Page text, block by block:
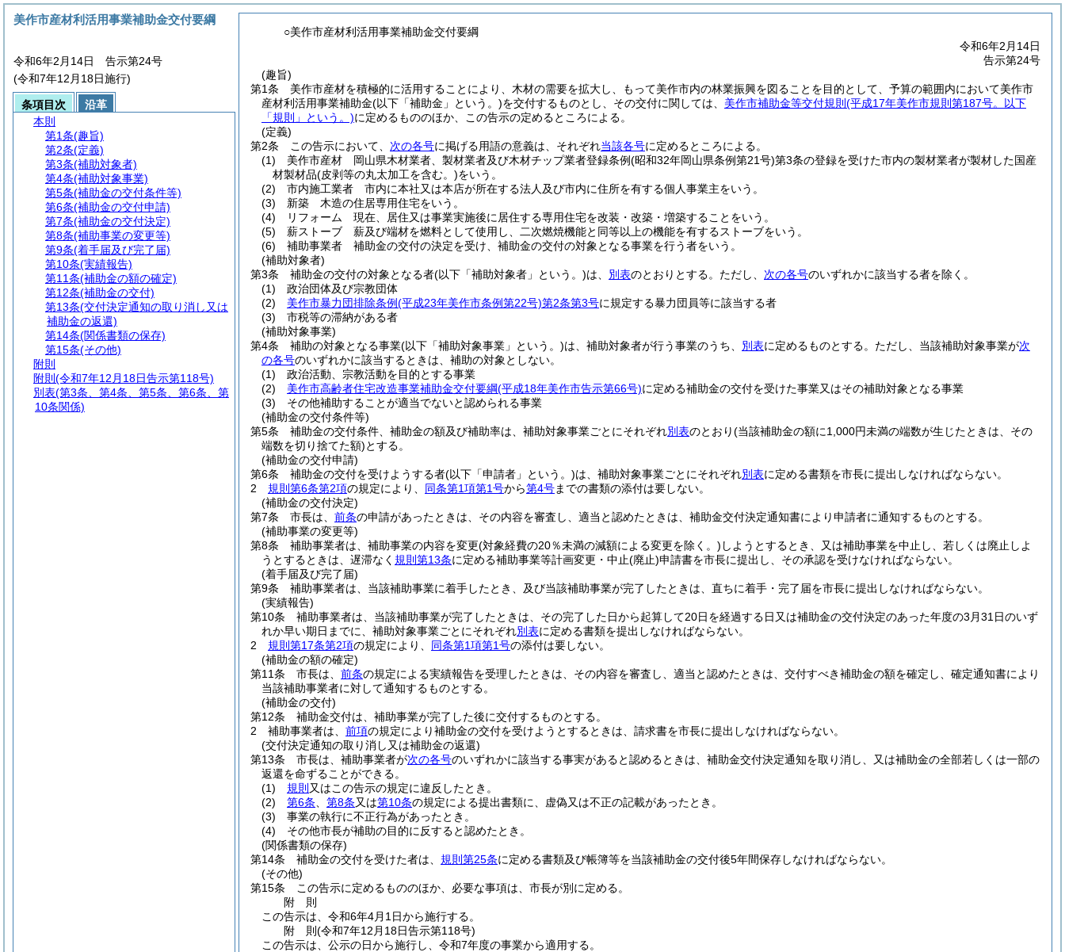
○美作市産材利活用事業補助金交付要綱
令和6年2月14日
告示第24号
(趣旨)
第1条
美作市産材を積極的に活用することにより、木材の需要を拡大し、もって美作市内の林業振興を図ることを目的として、予算の範囲内において美作市
産材利活用事業補助金(以下「補助金」という。)を交付するものとし、その交付に関しては、 美作市補助金等交付規則 (平成17年美作市規則第187号。以下
「規則」という。)に定めるもののほか、この告示の定めるところによる。
(定義)
第2条
この告示において、 次の各号に掲げる用語の意義は、それぞれ当該各号に定めるところによる。
(1)
美作市産材 岡山県木材業者、製材業者及び木材チップ業者登録条例(昭和32年岡山県条例第21号)第3条の登録を受けた市内の製材業者が製材した国産
材製材品(皮剥等の丸太加工を含む。)をいう。
(2)
市内施工業者 市内に本社又は本店が所在する法人及び市内に住所を有する個人事業主をいう。
(3)
新築 木造の住居専用住宅をいう。
(4)
リフォーム 現在、居住又は事業実施後に居住する専用住宅を改装・改築・増築することをいう。
(5)
薪ストーブ 薪及び端材を燃料として使用し、二次燃焼機能と同等以上の機能を有するストーブをいう。
(6)
補助事業者 補助金の交付の決定を受け、補助金の交付の対象となる事業を行う者をいう。
(補助対象者)
第3条
補助金の交付の対象となる者(以下「補助対象者」という。)は、 別表のとおりとする。 ただし、 次の各号のいずれかに該当する者を除く。
(1)
政治団体及び宗教団体
(2)
美作市暴力団排除条例(平成23年美作市条例第22号)第2条第3号に規定する暴力団員等に該当する者
(3)
市税等の滞納がある者
(補助対象事業)
第4条
補助の対象となる事業(以下「補助対象事業」という。)は、補助対象者が行う事業のうち、 別表に定めるものとする。 ただし、当該補助対象事業が次
の各号のいずれかに該当するときは、補助の対象としない。
(1)
政治活動、宗教活動を目的とする事業
(2)
美作市高齢者住宅改造事業補助金交付要綱(平成18年美作市告示第66号)に定める補助金の交付を受けた事業又はその補助対象となる事業
(3)
その他補助することが適当でないと認められる事業
(補助金の交付条件等)
第5条
補助金の交付条件、補助金の額及び補助率は、補助対象事業ごとにそれぞれ別表のとおり(当該補助金の額に1,000円未満の端数が生じたときは、その
端数を切り捨てた額)とする。
(補助金の交付申請)
第6条
補助金の交付を受けようする者(以下「申請者」という。)は、補助対象事業ごとにそれぞれ別表に定める書類を市長に提出しなければならない。
2
規則第6条第2項の規定により、 同条第1項第1号から第4号までの書類の添付は要しない。
(補助金の交付決定)
第7条
市長は、 前条の申請があったときは、その内容を審査し、適当と認めたときは、補助金交付決定通知書により申請者に通知するものとする。
(補助事業の変更等)
第8条
補助事業者は、補助事業の内容を変更(対象経費の20％未満の減額による変更を除く。) しようとするとき、又は補助事業を中止し、若しくは廃止しよ
うとするときは、遅滞なく 規則第13条に定める補助事業等計画変更・中止(廃止)申請書を市長に提出し、その承認を受けなければならない。
(着手届及び完了届)
第9条
補助事業者は、当該補助事業に着手したとき、及び当該補助事業が完了したときは、直ちに着手・完了届を市長に提出しなければならない。
(実績報告)
第10条
補助事業者は、当該補助事業が完了したときは、その完了した日から起算して20日を経過する日又は補助金の交付決定のあった年度の3月31日のいず
れか早い期日までに、補助対象事業ごとにそれぞれ別表に定める書類を提出しなければならない。
2
規則第17条第2項の規定により、 同条第1項第1号の添付は要しない。
(補助金の額の確定)
第11条
市長は、 前条の規定による実績報告を受理したときは、その内容を審査し、適当と認めたときは、交付すべき補助金の額を確定し、確定通知書により
当該補助事業者に対して通知するものとする。
(補助金の交付)
第12条
補助金交付は、補助事業が完了した後に交付するものとする。
2
補助事業者は、 前項の規定により補助金の交付を受けようとするときは、請求書を市長に提出しなければならない。
(交付決定通知の取り消し又は補助金の返還)
第13条
市長は、補助事業者が次の各号のいずれかに該当する事実があると認めるときは、補助金交付決定通知を取り消し、又は補助金の全部若しくは一部の
返還を命ずることができる。
(1)
規則 又はこの告示の規定に違反したとき。
(2)
第6条 第8条又は第10条の規定による提出書類に、虚偽又は不正の記載があったとき。
(3)
事業の執行に不正行為があったとき。
(4)
その他市長が補助の目的に反すると認めたとき。
(関係書類の保存)
第14条
補助金の交付を受けた者は、 規則第25条に定める書類及び帳簿等を当該補助金の交付後5年間保存しなければならない。
(その他)
第15条
この告示に定めるもののほか、必要な事項は、市長が別に定める。
附 則
この告示は、令和6年4月1日から施行する。
附 則(令和7年12月18日告示第118号)
この告示は、公示の日から施行し、令和7年度の事業から適用する。
美作市産材利活用事業補助金交付要綱
令和6年2月14日 告示第24号
(令和7年12月18日施行)
条項目次
沿革
本則
第1条(趣旨)
第2条(定義)
第3条(補助対象者)
第4条(補助対象事業)
第5条(補助金の交付条件等)
第6条(補助金の交付申請)
第7条(補助金の交付決定)
第8条(補助事業の変更等)
第9条(着手届及び完了届)
第10条(実績報告)
第11条(補助金の額の確定)
第12条(補助金の交付)
第13条(交付決定通知の取り消し又は
補助金の返還)
第14条(関係書類の保存)
第15条(その他)
附則
附則 (令和7年12月18日告示第118号)
別表(第3条、第4条、第5条、第6条、第
10条関係)